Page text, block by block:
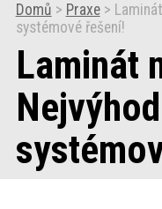
Praxe
Fotogalerie
Produkty
Domů > Praxe>
systémové řešení!
Laminát